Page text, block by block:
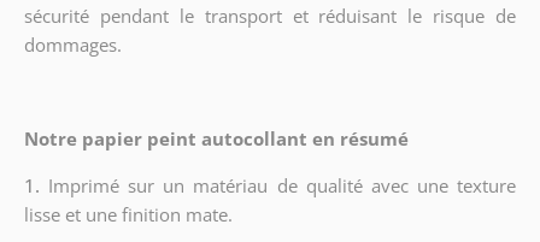
sécurité pendant le transport et réduisant le risque de
dommages.
Notre papier peint autocollant en résumé
1. Imprimé sur un matériau de qualité avec une texture
lisse et une finition mate.